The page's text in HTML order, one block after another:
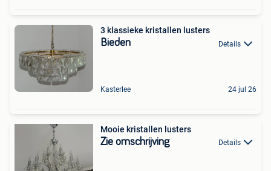
3 klassieke kristallen lusters
Bieden Details
Kasterlee 24 jul 26
Mooie kristallen lusters
Zie omschrijving Details